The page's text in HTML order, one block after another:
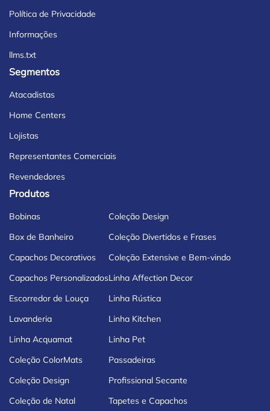
Política de Privacidade
Informações
llms.txt
Segmentos
Atacadistas
Home Centers
Lojistas
Representantes Comerciais
Revendedores
Produtos
Bobinas
Box de Banheiro
Capachos Decorativos
Capachos Personalizados
Escorredor de Louça
Lavanderia
Linha Acquamat
Coleção ColorMats
Coleção Design
Coleção de Natal
Coleção Design
Coleção Divertidos e Frases
Coleção Extensive e Bem-vindo
Linha Affection Decor
Linha Rústica
Linha Kitchen
Linha Pet
Passadeiras
Profissional Secante
Tapetes e Capachos